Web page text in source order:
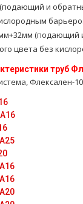
и
(подающий
цвета без
тpуб
Флексален-